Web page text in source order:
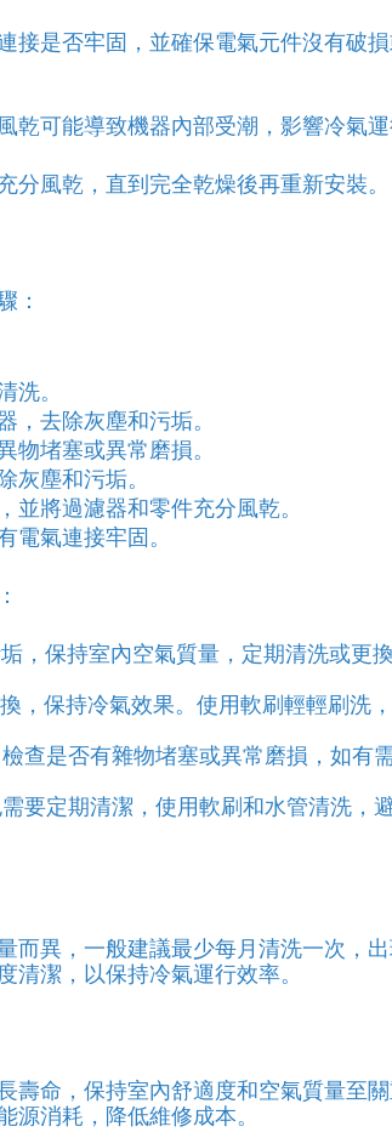
是否牢固，並確保電氣元件沒有破損
可能導致機器內部受潮，影響冷氣運
風乾，直到完全乾燥後再重新安裝。
：
洗。
，去除灰塵和污垢。
物堵塞或異常磨損。
灰塵和污垢。
並將過濾器和零件充分風乾。
電氣連接牢固。
，保持室內空氣質量，定期清洗或更
，保持冷氣效果。使用軟刷輕輕刷洗
查是否有雜物堵塞或異常磨損，如有
要定期清潔，使用軟刷和水管清洗，
而異，一般建議最少每月清洗一次，
潔，以保持冷氣運行效率。
壽命，保持室內舒適度和空氣質量至
源消耗，降低維修成本。